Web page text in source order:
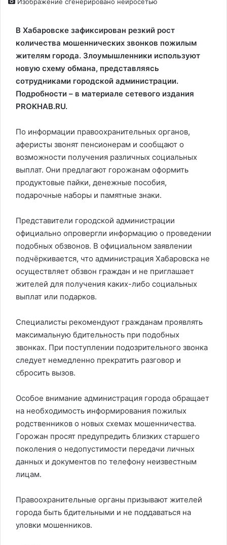
В Хабаровске зафиксирован резкий рост
количества мошеннических звонков пожилым
жителям города. Злоумышленники используют
новую схему обмана, представляясь
сотрудниками городской администрации.
Подробности – в материале сетевого издания
PROKHAB.RU.
По информации правоохранительных органов,
аферисты звонят пенсионерам и сообщают о
возможности получения различных социальных
выплат. Они предлагают горожанам оформить
продуктовые пайки, денежные пособия,
подарочные наборы и памятные знаки.
Представители городской администрации
официально опровергли информацию о проведении
подобных обзвонов. В официальном заявлении
подчёркивается, что администрация Хабаровска не
осуществляет обзвон граждан и не приглашает
жителей для получения каких-либо социальных
выплат или подарков.
Специалисты рекомендуют гражданам проявлять
максимальную бдительность при подобных
звонках. При поступлении подозрительного звонка
следует немедленно прекратить разговор и
сбросить вызов.
Особое внимание администрация города обращает
на необходимость информирования пожилых
родственников о новых схемах мошенничества.
Горожан просят предупредить близких старшего
поколения о недопустимости передачи личных
данных и документов по телефону неизвестным
лицам.
Правоохранительные органы призывают жителей
города быть бдительными и не поддаваться на
уловки мошенников.